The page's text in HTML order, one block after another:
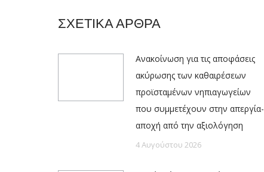
ΣΧΕΤΙΚΑ ΑΡΘΡΑ
Ανακοίνωση για τις αποφάσεις
ακύρωσης των καθαιρέσεων
προϊσταμένων νηπιαγωγείων
που συμμετέχουν στην απεργία-
αποχή από την αξιολόγηση
4 Αυγούστου 2026